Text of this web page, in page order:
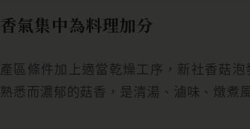
香氣集中為料理加分
產區條件加上適當乾燥工序，新社香菇泡
熟悉而濃郁的菇香，是清湯、滷味、燉煮